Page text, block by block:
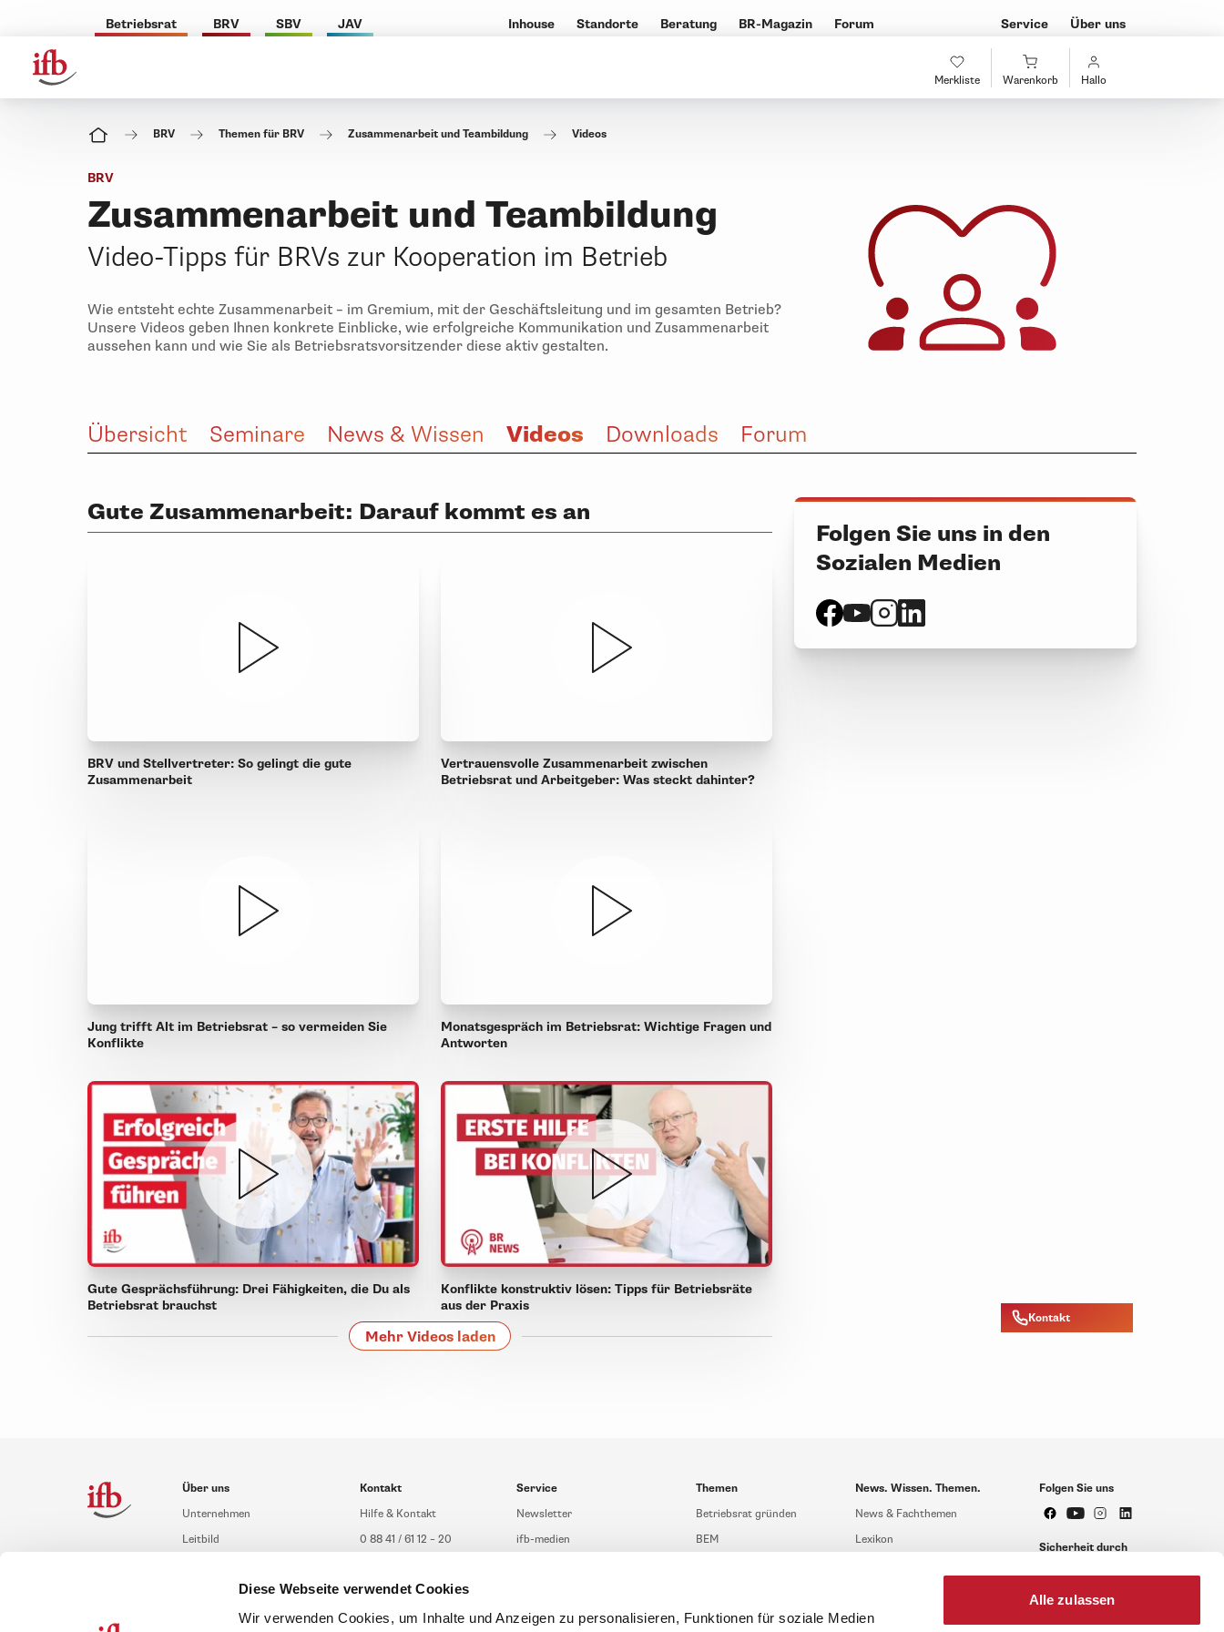
Diese Webseite verwendet Cookies
Wir verwenden Cookies, um Inhalte und Anzeigen zu personalisieren, Funktionen für soziale Medien
Alle zulassen
Merkliste Warenkorb Hallo
Betriebsrat BRV SBV JAV Inhouse Standorte Beratung BR-Magazin Forum Service Über uns
BRV Themen für BRV Zusammenarbeit und Teambildung Videos
BRV
Zusammenarbeit und Teambildung
Video-Tipps für BRVs zur Kooperation im Betrieb
Wie entsteht echte Zusammenarbeit – im Gremium, mit der Geschäftsleitung und im gesamten Betrieb?
Unsere Videos geben Ihnen konkrete Einblicke, wie erfolgreiche Kommunikation und Zusammenarbeit
aussehen kann und wie Sie als Betriebsratsvorsitzender diese aktiv gestalten.
Übersicht Seminare News & Wissen Videos Downloads Forum
Gute Zusammenarbeit: Darauf kommt es an
BRV und Stellvertreter: So gelingt die gute
Zusammenarbeit
Vertrauensvolle Zusammenarbeit zwischen
Betriebsrat und Arbeitgeber: Was steckt dahinter?
Jung trifft Alt im Betriebsrat – so vermeiden Sie
Konflikte
Monatsgespräch im Betriebsrat: Wichtige Fragen und
Antworten
Gute Gesprächsführung: Drei Fähigkeiten, die Du als
Betriebsrat brauchst
Konflikte konstruktiv lösen: Tipps für Betriebsräte
aus der Praxis
Mehr Videos laden
Folgen Sie uns in den
Sozialen Medien
Kontakt
Über uns
Unternehmen
Leitbild
Gute Gründe für das ifb
Kontakt
Hilfe & Kontakt
0 88 41 / 61 12 – 20
Übersicht Beratung
Schulungsberatung
Service
Newsletter
ifb-medien
Downloads & Formulare
Themen
Betriebsrat gründen
BEM
SBV-Wahl
News. Wissen. Themen.
News & Fachthemen
Lexikon
BR-Magazin
Folgen Sie uns
Sicherheit durch